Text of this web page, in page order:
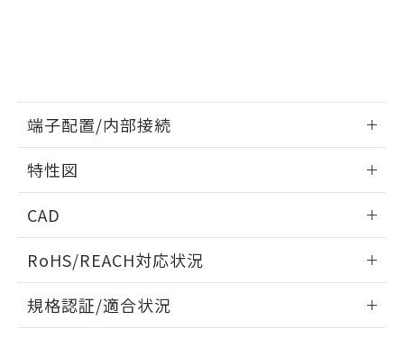
端子配置/内部接続
端子配置/内部接続
特性図
開閉容量
CAD
ドすることができます。
ログイン/会員登録
RoHS/REACH対応状況
EU RoHS 注意事項・凡例
規格認証/適合状況
していることから、特段のことがない限
り、2022年1月12日より割愛しておりま